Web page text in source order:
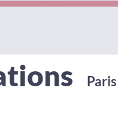
Paris